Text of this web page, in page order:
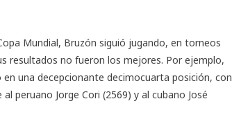
Mundial, Bruzón siguió jugando, en torneos
resultados no fueron los mejores. Por ejemplo,
una decepcionante decimocuarta posición, con
peruano Jorge Cori (2569) y al cubano José